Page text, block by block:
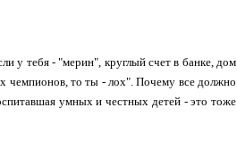
у тебя - "мерин", круглый счет в банке, дом
чемпионов, то ты - лох". Почему все должно
умных и честных детей - это тоже